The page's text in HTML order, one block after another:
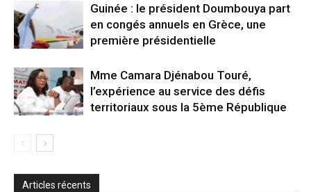
Guinée : le président Doumbouya part
en congés annuels en Grèce, une
première présidentielle
Mme Camara Djénabou Touré,
l’expérience au service des défis
territoriaux sous la 5ème République
Articles récents